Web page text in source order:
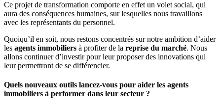
Ce projet de transformation comporte en effet un volet social, qui
aura des conséquences humaines, sur lesquelles nous travaillons
avec les représentants du personnel.
Quoiqu’il en soit, nous restons concentrés sur notre ambition d’aider
les agents immobiliers à profiter de la reprise du marché. Nous
allons continuer d’investir pour leur proposer des innovations qui
leur permettront de se différencier.
Quels nouveaux outils lancez-vous pour aider les agents
immobiliers à performer dans leur secteur ?